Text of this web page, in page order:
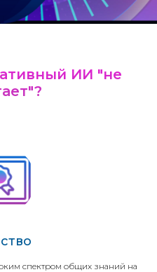
ИИ "не
спектром общих знаний на